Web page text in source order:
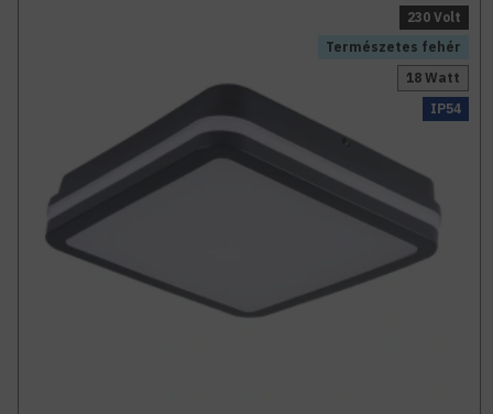
Természetes fehér
18 Watt
230 Volt
IP54